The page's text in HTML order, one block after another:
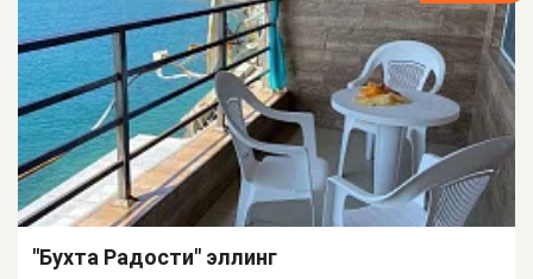
"Бухта Радости" эллинг